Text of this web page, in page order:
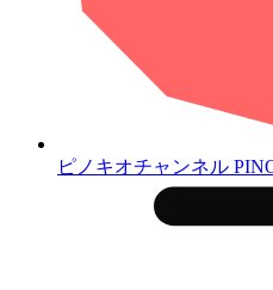
ピノキオチャンネル